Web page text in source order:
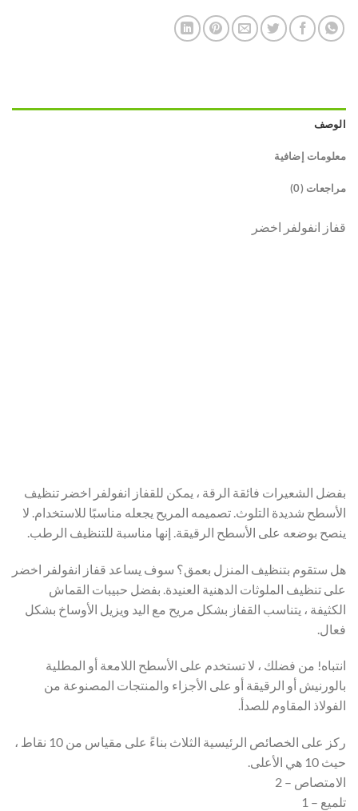
الوصف
معلومات إضافية
مراجعات (0)
قفاز انفولفر اخضر
بفضل الشعيرات فائقة الرقة ، يمكن للقفاز انفولفر اخضر تنظيف
الأسطح شديدة التلوث. تصميمه المريح يجعله مناسبًا للاستخدام. لا
ينصح بوضعه على الأسطح الرقيقة. إنها مناسبة للتنظيف الرطب.
هل ستقوم بتنظيف المنزل بعمق؟ سوف يساعد قفاز انفولفر اخضر
على تنظيف الملوثات الدهنية العنيدة. بفضل حبيبات القماش
الكثيفة ، يتناسب القفاز بشكل مريح مع اليد ويزيل الأوساخ بشكل
فعال.
انتباه! من فضلك ، لا تستخدم على الأسطح اللامعة أو المطلية
بالورنيش أو الرقيقة أو على الأجزاء والمنتجات المصنوعة من
الفولاذ المقاوم للصدأ.
ركز على الخصائص الرئيسية الثلاث بناءً على مقياس من 10 نقاط ،
حيث 10 هي الأعلى.
الامتصاص – 2
تلميع – 1